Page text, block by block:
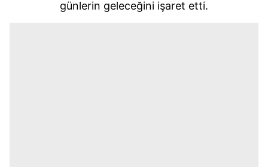
günlerin geleceğini işaret etti.